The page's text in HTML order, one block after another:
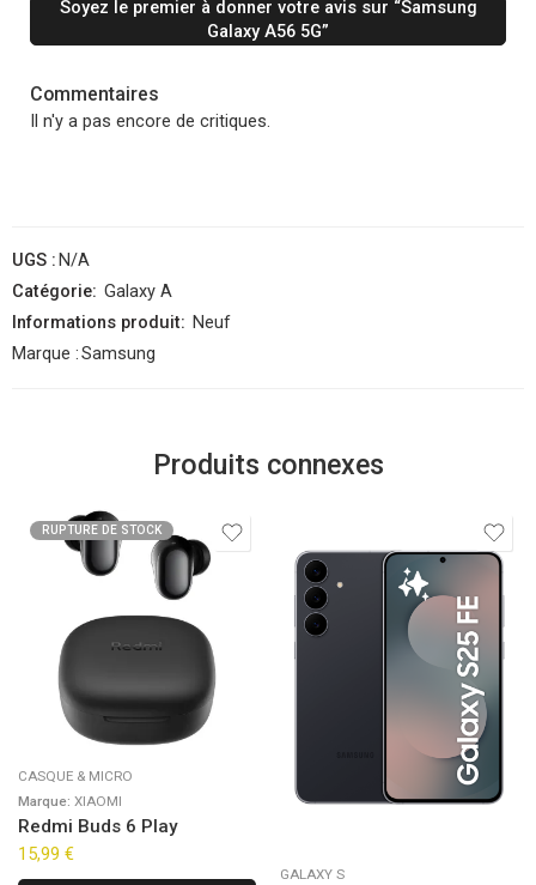
Soyez le premier à donner votre avis sur “Samsung
Galaxy A56 5G”
Commentaires
Il n'y a pas encore de critiques.
UGS : N/A
Catégorie: Galaxy A
Informations produit: Neuf
Marque :Samsung
Produits connexes
RUPTURE DE STOCK
CASQUE & MICRO
Marque: XIAOMI
Redmi Buds 6 Play
15,99 €
GALAXY S